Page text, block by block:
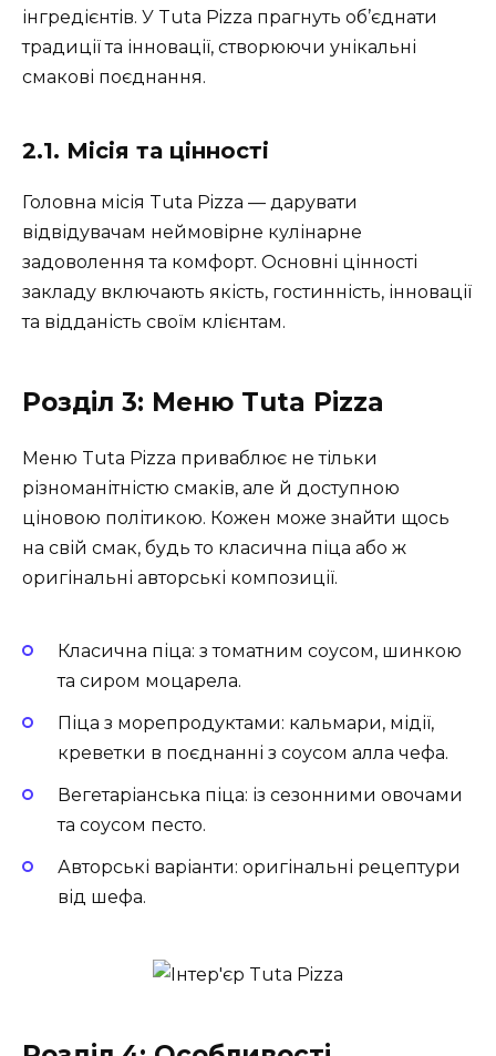
інгредієнтів. У Tuta Pizza прагнуть об’єднати
традиції та інновації, створюючи унікальні
смакові поєднання.
2.1. Місія та цінності
Головна місія Tuta Pizza — дарувати
відвідувачам неймовірне кулінарне
задоволення та комфорт. Основні цінності
закладу включають якість, гостинність, інновації
та відданість своїм клієнтам.
Розділ 3: Меню Tuta Pizza
Меню Tuta Pizza приваблює не тільки
різноманітністю смаків, але й доступною
ціновою політикою. Кожен може знайти щось
на свій смак, будь то класична піца або ж
оригінальні авторські композиції.
Класична піца: з томатним соусом, шинкою
та сиром моцарела.
Піца з морепродуктами: кальмари, мідії,
креветки в поєднанні з соусом алла чефа.
Вегетаріанська піца: із сезонними овочами
та соусом песто.
Авторські варіанти: оригінальні рецептури
від шефа.